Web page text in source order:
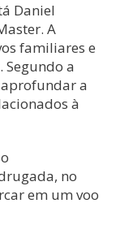
Daniel
A
familiares e
a
aprofundar a
à
no
em um voo